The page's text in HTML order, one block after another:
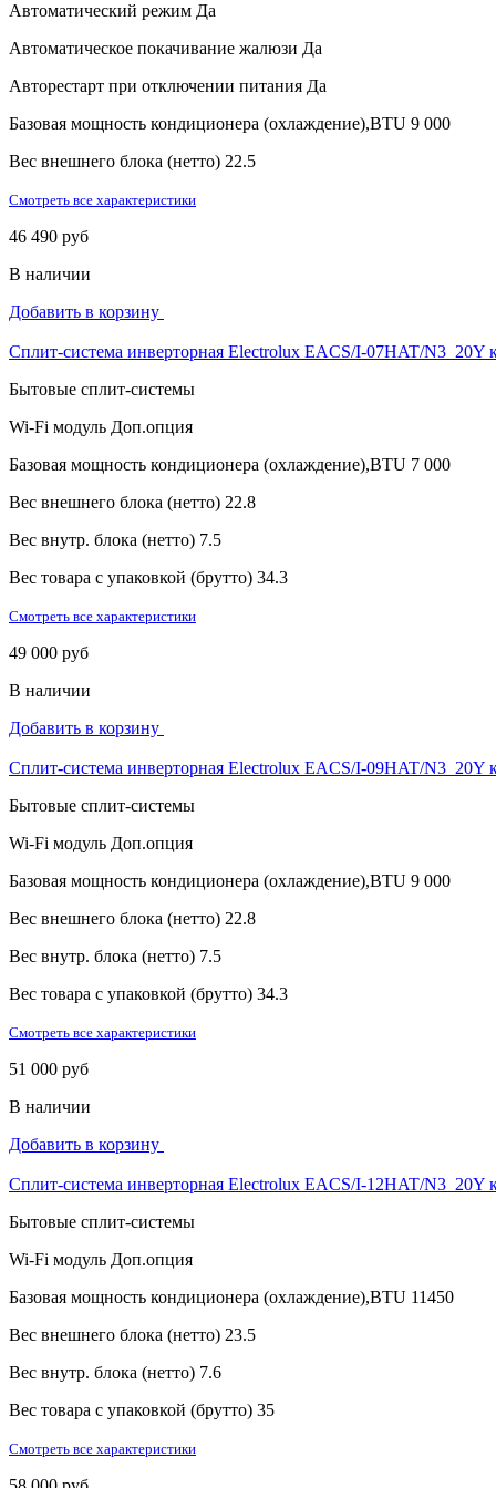
Автоматический режим Да
Автоматическое покачивание жалюзи Да
Авторестарт при отключении питания Да
Базовая мощность кондиционера (охлаждение),BTU 9 000
Вес внешнего блока (нетто) 22.5
Смотреть все характеристики
46 490 руб
В наличии
Добавить в корзину
Сплит-система инверторная Electrolux EACS/I-07HAT/N3_20Y
Бытовые сплит-системы
Wi-Fi модуль Доп.опция
Базовая мощность кондиционера (охлаждение),BTU 7 000
Вес внешнего блока (нетто) 22.8
Вес внутр. блока (нетто) 7.5
Вес товара с упаковкой (брутто) 34.3
Смотреть все характеристики
49 000 руб
В наличии
Добавить в корзину
Сплит-система инверторная Electrolux EACS/I-09HAT/N3_20Y
Бытовые сплит-системы
Wi-Fi модуль Доп.опция
Базовая мощность кондиционера (охлаждение),BTU 9 000
Вес внешнего блока (нетто) 22.8
Вес внутр. блока (нетто) 7.5
Вес товара с упаковкой (брутто) 34.3
Смотреть все характеристики
51 000 руб
В наличии
Добавить в корзину
Сплит-система инверторная Electrolux EACS/I-12HAT/N3_20Y
Бытовые сплит-системы
Wi-Fi модуль Доп.опция
Базовая мощность кондиционера (охлаждение),BTU 11450
Вес внешнего блока (нетто) 23.5
Вес внутр. блока (нетто) 7.6
Вес товара с упаковкой (брутто) 35
Смотреть все характеристики